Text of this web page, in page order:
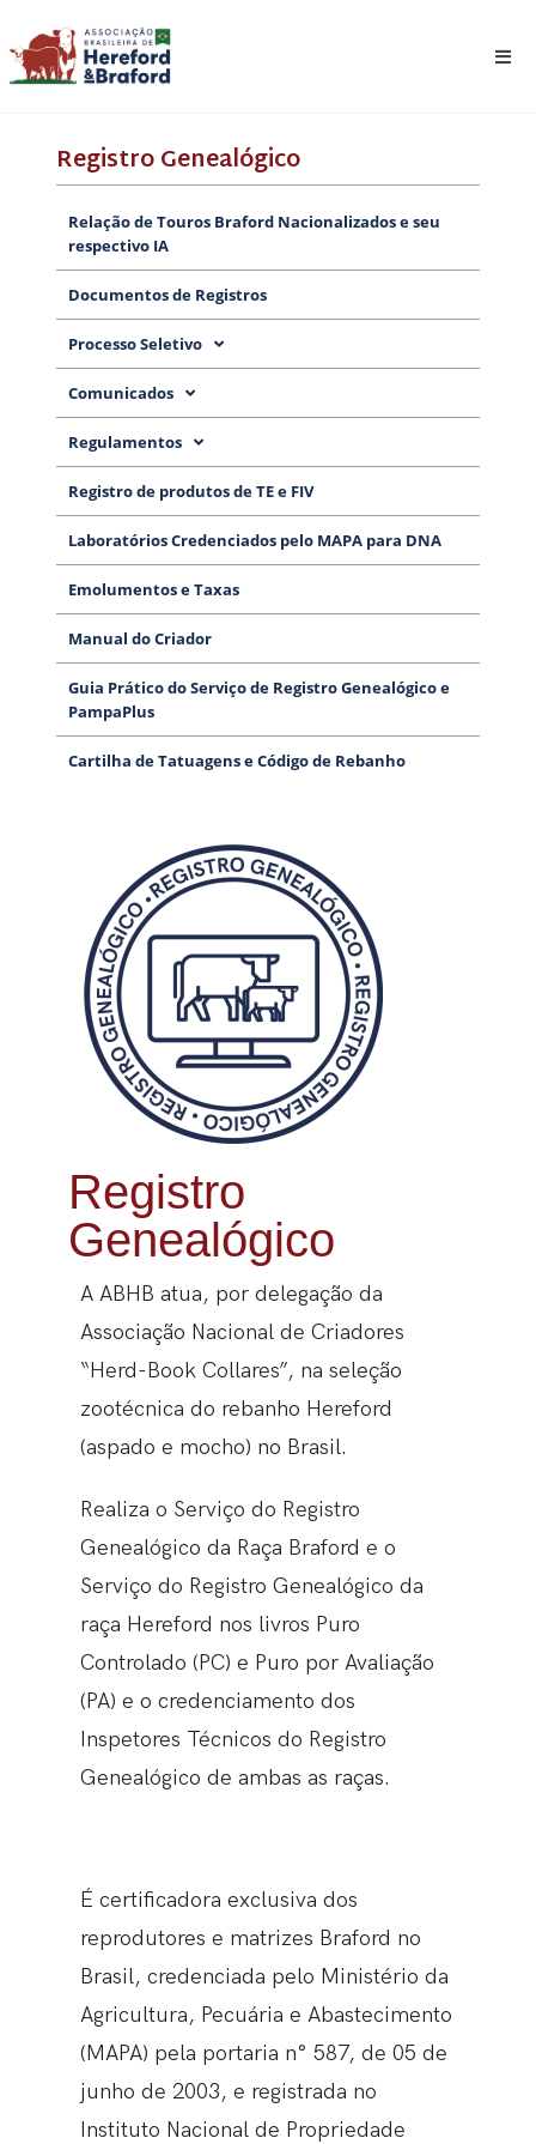
Registro Genealógico
Relação de Touros Braford Nacionalizados e seu
respectivo IA
Documentos de Registros
Processo Seletivo
Comunicados
Regulamentos
Registro de produtos de TE e FIV
Laboratórios Credenciados pelo MAPA para DNA
Emolumentos e Taxas
Manual do Criador
Guia Prático do Serviço de Registro Genealógico e
PampaPlus
Cartilha de Tatuagens e Código de Rebanho
Registro
Genealógico
A ABHB atua, por delegação da
Associação Nacional de Criadores
“Herd-Book Collares”, na seleção
zootécnica do rebanho Hereford
(aspado e mocho) no Brasil.
Realiza o Serviço do Registro
Genealógico da Raça Braford e o
Serviço do Registro Genealógico da
raça Hereford nos livros Puro
Controlado (PC) e Puro por Avaliação
(PA) e o credenciamento dos
Inspetores Técnicos do Registro
Genealógico de ambas as raças.
É certificadora exclusiva dos
reprodutores e matrizes Braford no
Brasil, credenciada pelo Ministério da
Agricultura, Pecuária e Abastecimento
(MAPA) pela portaria n° 587, de 05 de
junho de 2003, e registrada no
Instituto Nacional de Propriedade